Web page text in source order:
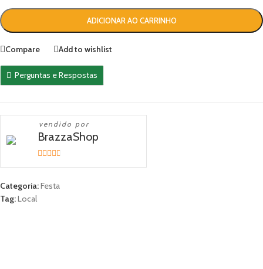
ADICIONAR AO CARRINHO
Compare Add to wishlist
Perguntas e Respostas
vendido por
BrazzaShop
2.33
5
Categoria:Festa
Tag:Local